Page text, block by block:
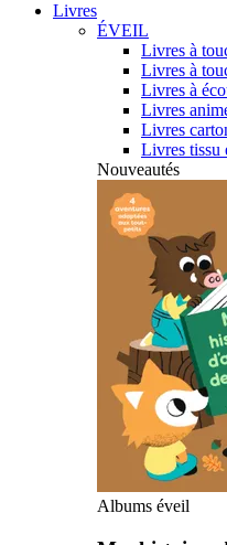
Livres
ÉVEIL
Livres à
Livres à
Livres à
Livres
Livres
Livres tissu
Nouveautés
Albums éveil